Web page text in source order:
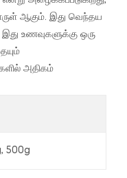
ஆகும். இது வெந்தய
இது உணவுகளுக்கு ஒரு
அதிகம்
500g